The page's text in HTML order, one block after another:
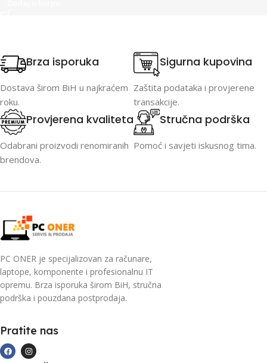
Brza isporuka
Dostava širom BiH u najkraćem
roku.
Sigurna kupovina
Zaštita podataka i provjerene
transakcije.
Provjerena kvaliteta
Odabrani proizvodi renomiranih
brendova.
Stručna podrška
Pomoć i savjeti iskusnog tima.
PC ONER je specijalizovan za računare,
laptope, komponente i profesionalnu IT
opremu. Brza isporuka širom BiH, stručna
podrška i pouzdana postprodaja.
Pratite nas